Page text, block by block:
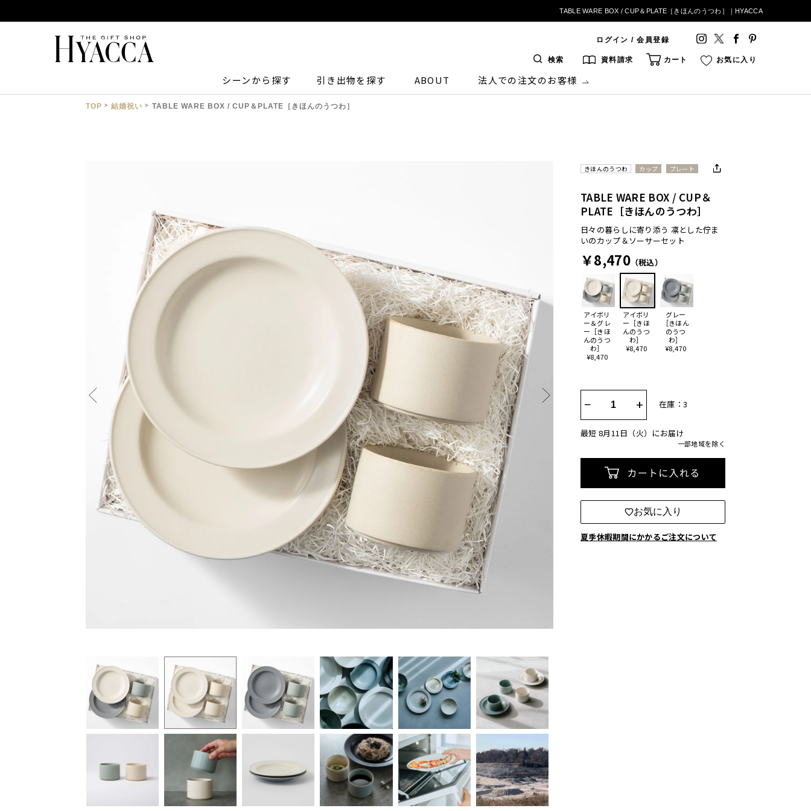
TABLE WARE BOX / CUP＆PLATE［きほんのうつわ］｜HYACCA
ログイン / 会員登録
検索 資料請求 カート お気に入り
シーンから探す 引き出物を探す ABOUT 法人での注文のお客様
TOP 結婚祝い TABLE WARE BOX / CUP＆PLATE［きほんのうつわ］
きほんのうつわ カップ プレート
アイボリ
ー＆グレ
ー［きほ
んのうつ
わ］
¥8,470
アイボリ
ー［きほ
んのうつ
わ］
¥8,470
グレー
［きほん
のうつ
わ］
¥8,470
TABLE WARE BOX / CUP＆
PLATE［きほんのうつわ］
日々の暮らしに寄り添う 凛とした佇ま
いのカップ＆ソーサーセット
￥8,470（税込）
− + 在庫：3
最短 8月11日（火）にお届け
一部地域を除く
お気に入り
夏季休暇期間にかかるご注文について